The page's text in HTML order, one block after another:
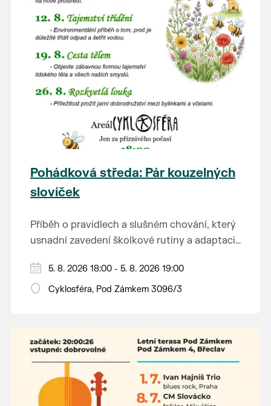
Pohádková středa: Pár kouzelných
slovíček
Příběh o pravidlech a slušném chování, který
usnadní zavedení školkové rutiny a adaptaci
Hraje se jen za příznivého počasí.
Vstupné dobrovolné.
5. 8. 2026 18:00 - 5. 8. 2026 19:00
Cyklosféra, Pod Zámkem 3096/3